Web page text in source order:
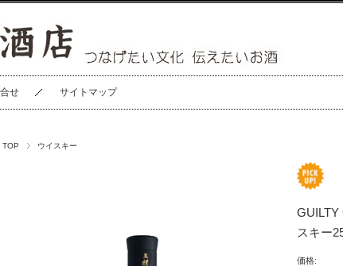
せ サイトマップ
TOP ウイスキー
GUILTY
スキー
価格: